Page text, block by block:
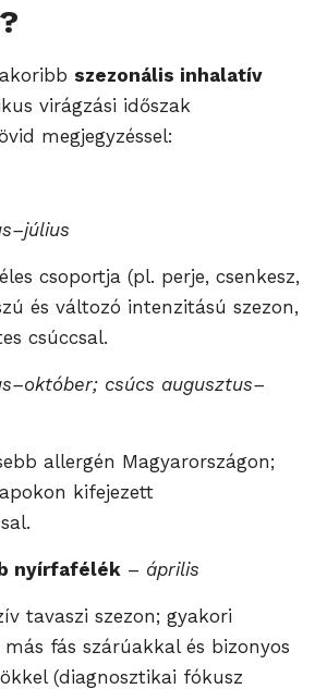
szezonális inhalatív
virágzási időszak
megjegyzéssel:
csoportja (pl. perje, csenkesz,
és változó intenzitású szezon,
csúccsal.
csúcs augusztus–
allergén Magyarországon;
kifejezett
nyírfafélék – április
tavaszi szezon; gyakori
fás szárúakkal és bizonyos
(diagnosztikai fókusz